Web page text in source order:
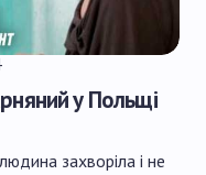
у Польщі
захворіла і не